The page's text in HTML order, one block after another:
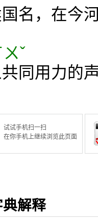
名，在今
ˇ
同用力的
试试手机扫一扫
在你手机上继续浏览此页面
解释